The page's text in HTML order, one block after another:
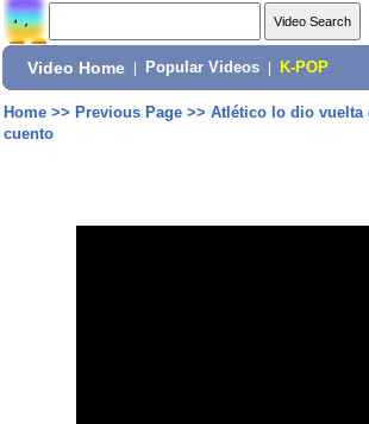
Video Home Popular Videos K-POP
Home>> Previous Page>> Atlético lo dio vuelta
cuento